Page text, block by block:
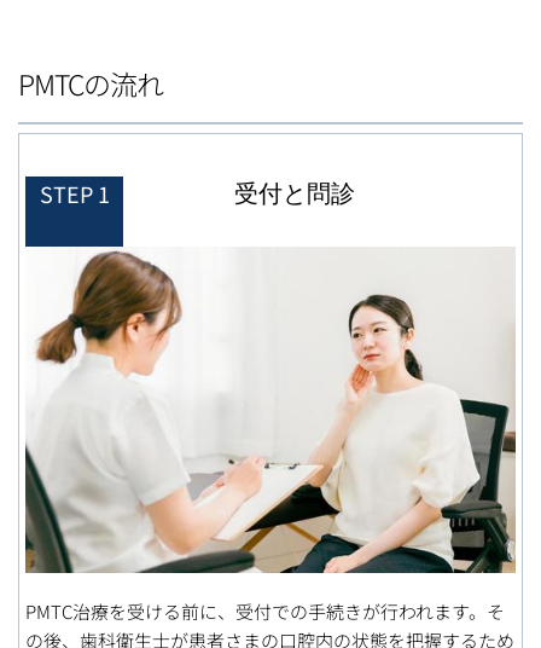
PMTCの流れ
STEP 1 受付と問診
PMTC治療を受ける前に、受付での手続きが行われます。そ
の後、歯科衛生士が患者さまの口腔内の状態を把握するため